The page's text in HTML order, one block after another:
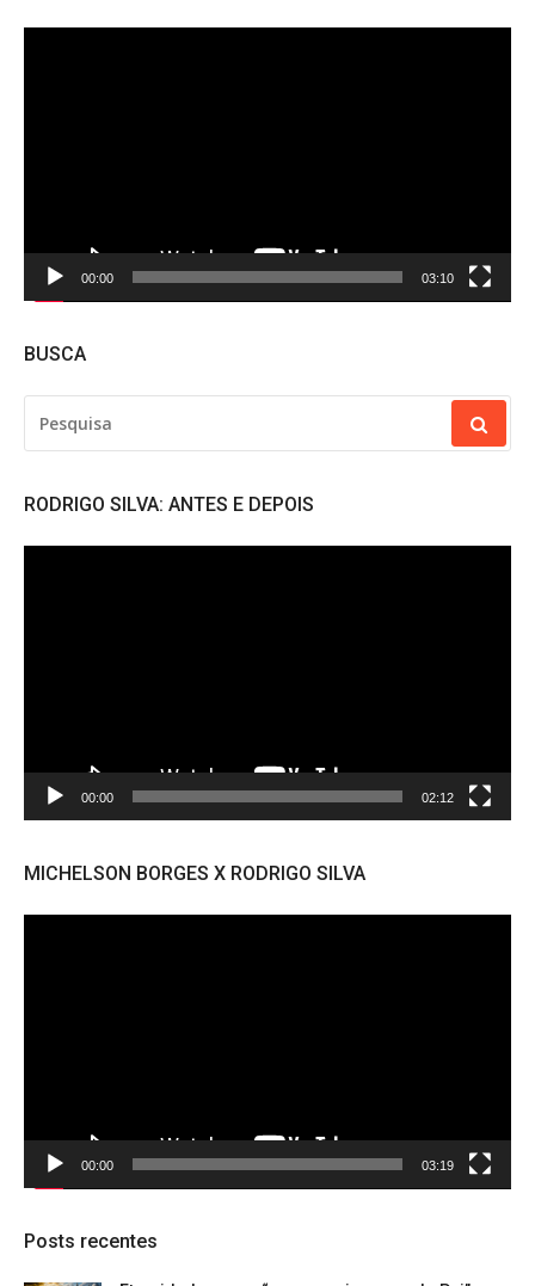
00:00 03:10
BUSCA
POR:
RODRIGO SILVA: ANTES E DEPOIS
00:00 02:12
MICHELSON BORGES X RODRIGO SILVA
00:00 03:19
Posts recentes